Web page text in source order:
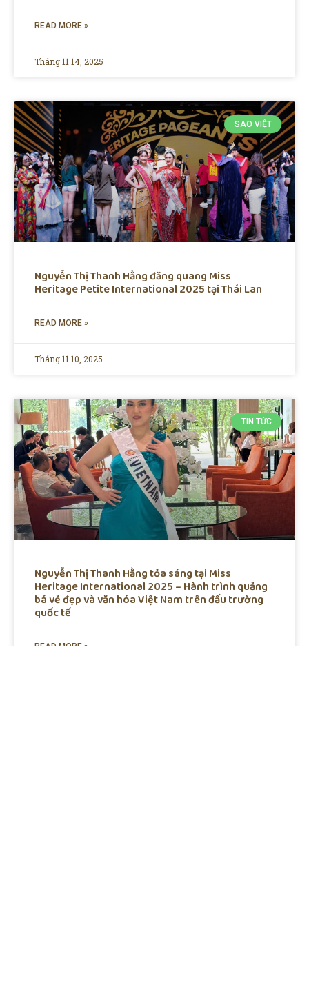
READ MORE »
Tháng 11 14, 2025
SAO VIỆT
Nguyễn Thị Thanh Hằng đăng quang Miss
Heritage Petite International 2025 tại Thái Lan
READ MORE »
Tháng 11 10, 2025
TIN TỨC
Nguyễn Thị Thanh Hằng tỏa sáng tại Miss
Heritage International 2025 – Hành trình quảng
bá vẻ đẹp và văn hóa Việt Nam trên đấu trường
quốc tế
READ MORE »